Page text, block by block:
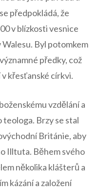
předpokládá,⁣ že⁣
v blízkosti vesnice
Byl ⁢potomkem
předky, což
křesťanské církvi.
⁤vzdělání a
teologa.⁤ Brzy se stal
Británie, aby
Illtuta. Během svého​
několika klášterů⁤ a
kázání a ‍založení